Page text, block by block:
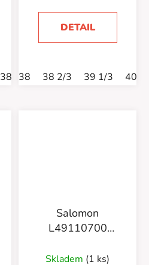
38 2/3 39 1/3 40 40 2/3
DETAIL
38 38 2/3 39 1/3 40
Salomon
L49110700
Skladem (1 ks)